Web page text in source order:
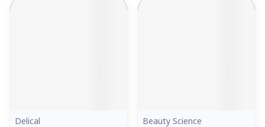
Delical
Beauty Science